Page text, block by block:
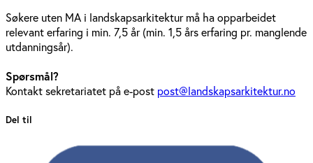
Søkere uten MA i landskapsarkitektur må ha opparbeidet
relevant erfaring i min. 7,5 år (min. 1,5 års erfaring pr. manglende
utdanningsår).
Spørsmål?
Kontakt sekretariatet på e-post post@landskapsarkitektur.no
Del til